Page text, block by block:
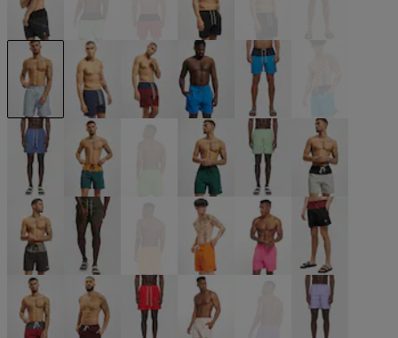
schwarzschwarzschwarzschwarzschwarz
blau blau blau blau blau
blau grün grün grün grau
grau olive orange orange rot